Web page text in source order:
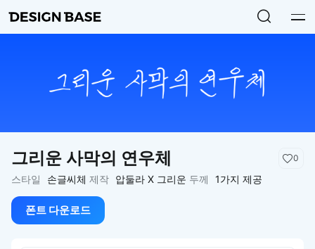
그리운 사막의 연우체 0
스타일 손글씨체 제작 압둘라 X 그리운 두께 1가지 제공
폰트 다운로드